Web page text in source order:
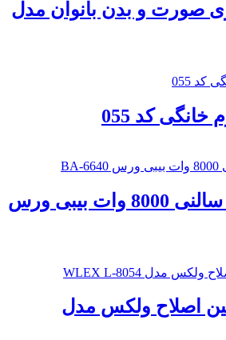
صورت و بدن بانوان مدل
کد 055
سشوار قدرتمند سالنی 8000 وات بیبی ورس
اصلاح ولکس مدل